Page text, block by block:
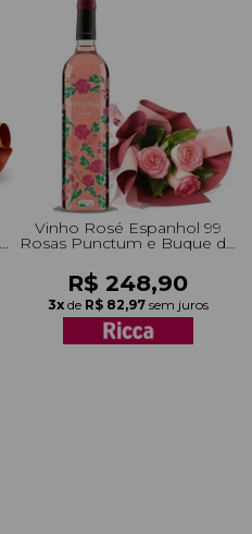
Vinho Rosé Espanhol 99
Rosas Punctum e Buque de
R$ 248,90
3x de R$ 82,97 sem juros